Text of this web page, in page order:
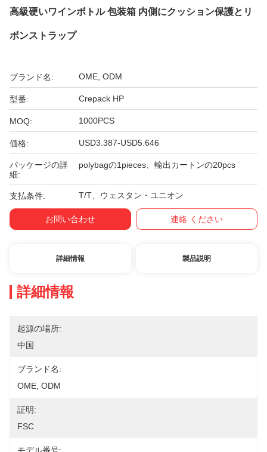
高級硬いワインボトル 包装箱 内側にクッション保護とリ
ボンストラップ
ブランド名: OME, ODM
型番: Crepack HP
MOQ: 1000PCS
価格: USD3.387-USD5.646
パッケージの詳
細:
polybagの1pieces、輸出カートンの20pcs
支払条件: T/T、ウェスタン・ユニオン
お問い合わせ 連絡 ください
詳細情報 製品説明
詳細情報
起源の場所:
中国
ブランド名:
OME, ODM
証明:
FSC